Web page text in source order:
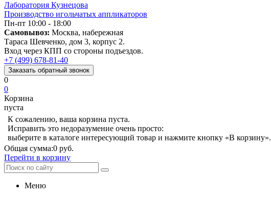
Лаборатория Кузнецова
Производство игольчатых аппликаторов
Пн-пт 10:00 - 18:00
Самовывоз: Москва, набережная
Тараса Шевченко, дом 3, корпус 2.
Вход через КПП со стороны подъездов.
+7 (499) 678-81-40
Заказать обратный звонок
0
0
Корзина
пуста
К сожалению, ваша корзина пуста.
Исправить это недоразумение очень просто:
выберите в каталоге интересующий товар и нажмите кнопку «В корзину».
Общая сумма:0 руб.
Перейти в корзину
Меню